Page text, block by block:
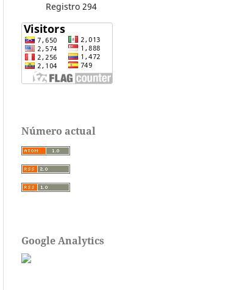
Registro 294
Número actual
Google Analytics